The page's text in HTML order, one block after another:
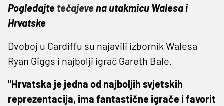
Pogledajte tečajevena utakmicu Walesa i
Hrvatske
Dvoboj u Cardiffu su najavili izbornik Walesa
Ryan Giggs i najbolji igrač Gareth Bale.
"Hrvatska je jedna od najboljih svjetskih
reprezentacija, ima fantastične igrače i favorit